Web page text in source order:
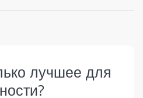
лучшее для